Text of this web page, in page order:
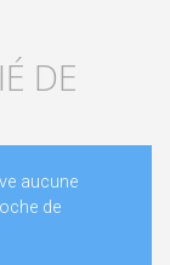
DE
aucune
de